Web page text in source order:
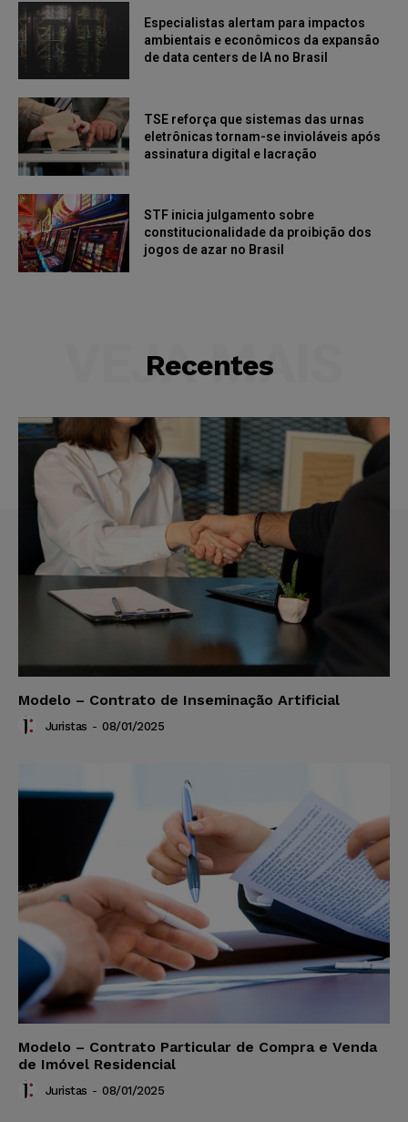
Especialistas alertam para impactos
ambientais e econômicos da expansão
de data centers de IA no Brasil
TSE reforça que sistemas das urnas
eletrônicas tornam-se invioláveis após
assinatura digital e lacração
STF inicia julgamento sobre
constitucionalidade da proibição dos
jogos de azar no Brasil
Recentes
VEJA MAIS
Modelo – Contrato de Inseminação Artificial
Juristas - 08/01/2025
Modelo – Contrato Particular de Compra e Venda
de Imóvel Residencial
Juristas - 08/01/2025